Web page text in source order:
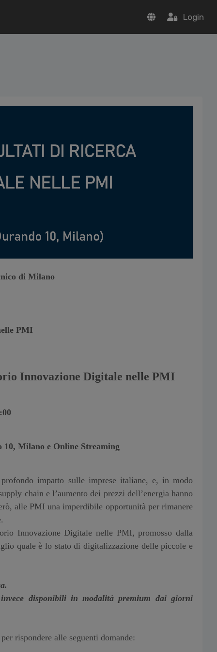
Login
di Milano
PMI
Innovazione Digitale nelle PMI
Milano e Online Streaming
impatto sulle imprese italiane, e, in modo
chain e l’aumento dei prezzi dell’energia hanno
alle PMI una imperdibile opportunità per rimanere
Innovazione Digitale nelle PMI, promosso dalla
quale è lo stato di digitalizzazione delle piccole e
disponibili in modalità premium dai giorni
rispondere alle seguenti domande: